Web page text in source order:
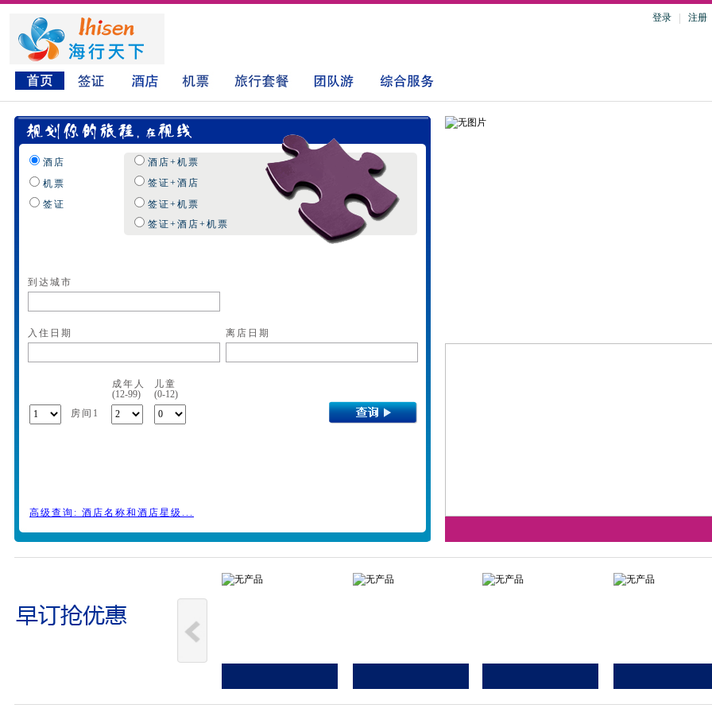
登录 注册
酒店
机票
签证
酒店+机票
签证+机票
签证+酒店
签证+酒店+机票
到达城市
入住日期 离店日期
成年人
儿童
(12-99)
(0-12)
房间1
高级查询: 酒店名称和酒店星级...